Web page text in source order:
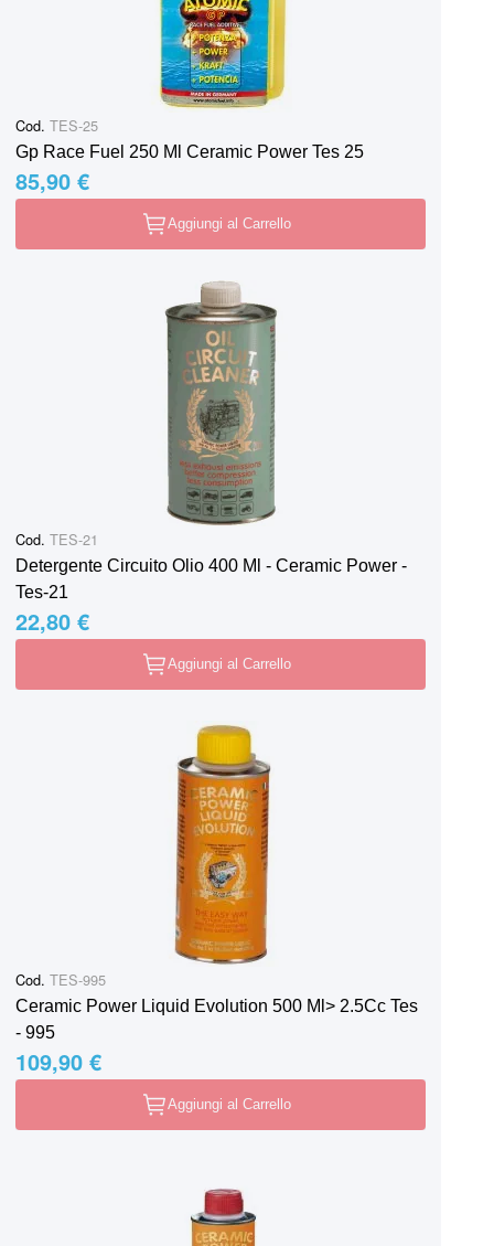
Cod. TES-25
Gp Race Fuel 250 Ml Ceramic Power Tes 25
85,90 €
Aggiungi al Carrello
Cod. TES-21
Detergente Circuito Olio 400 Ml - Ceramic Power -
Tes-21
22,80 €
Aggiungi al Carrello
Cod. TES-995
Ceramic Power Liquid Evolution 500 Ml> 2.5Cc Tes
- 995
109,90 €
Aggiungi al Carrello